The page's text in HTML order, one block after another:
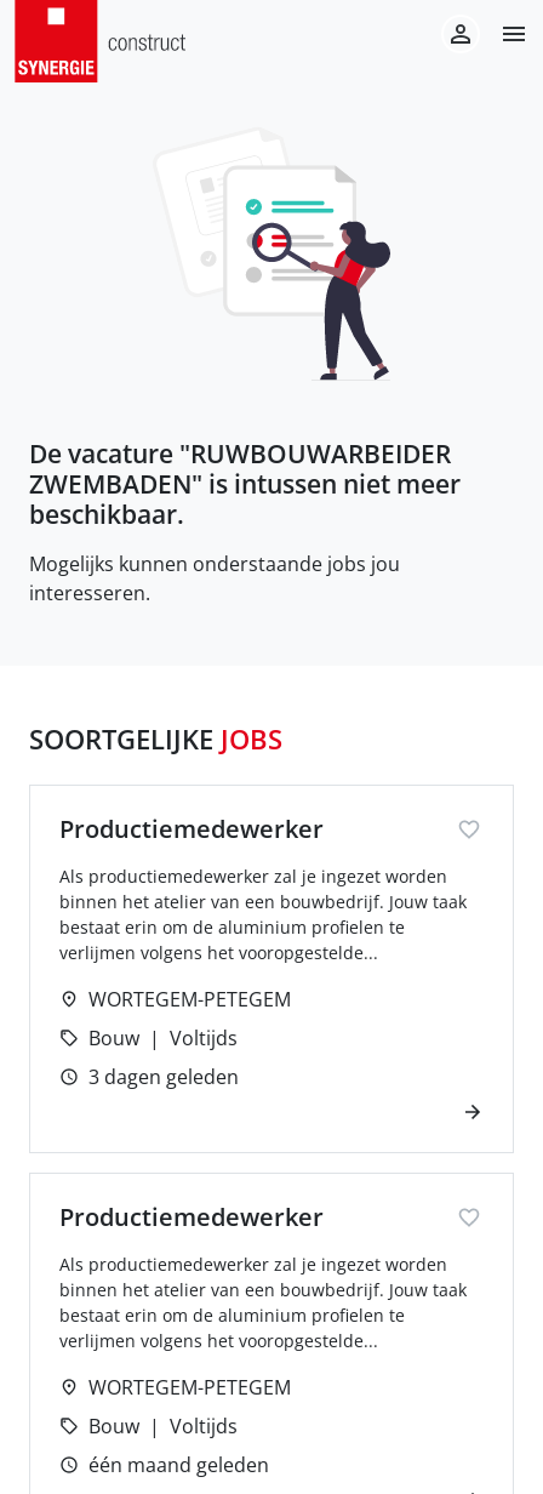
De vacature "RUWBOUWARBEIDER
ZWEMBADEN" is intussen niet meer
beschikbaar.
Mogelijks kunnen onderstaande jobs jou
interesseren.
SOORTGELIJKE JOBS
Productiemedewerker
Als productiemedewerker zal je ingezet worden
binnen het atelier van een bouwbedrijf. Jouw taak
bestaat erin om de aluminium profielen te
verlijmen volgens het vooropgestelde...
WORTEGEM-PETEGEM
Bouw
Voltijds
3 dagen geleden
Productiemedewerker
Als productiemedewerker zal je ingezet worden
binnen het atelier van een bouwbedrijf. Jouw taak
bestaat erin om de aluminium profielen te
verlijmen volgens het vooropgestelde...
WORTEGEM-PETEGEM
Bouw
Voltijds
één maand geleden